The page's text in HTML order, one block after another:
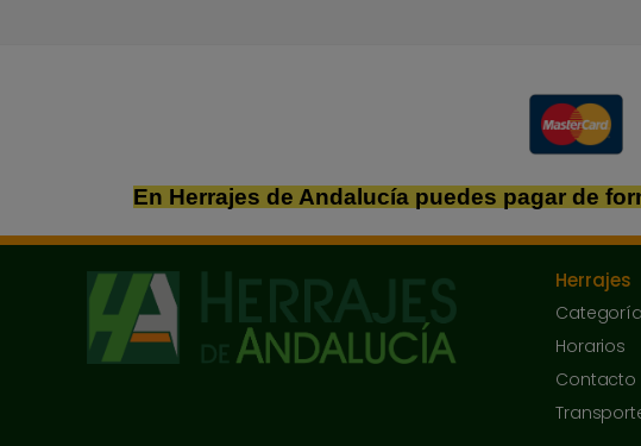
En Herrajes de Andalucía puedes pagar de
Herrajes
Horarios
Contacto